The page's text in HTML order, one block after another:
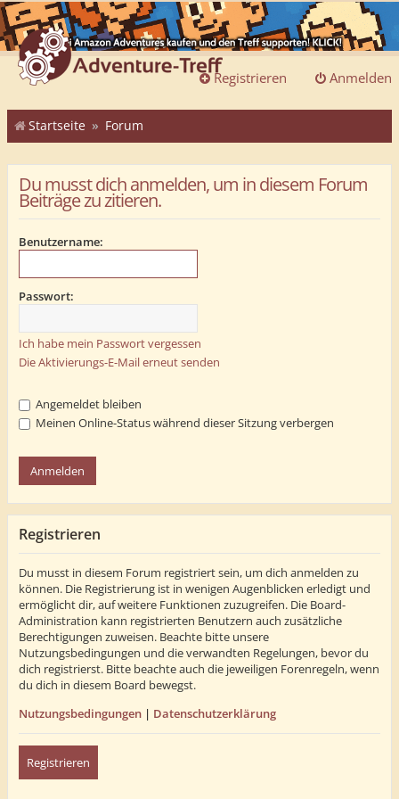
Anmelden
Registrieren
Startseite Forum
Du musst dich anmelden, um in diesem Forum
Beiträge zu zitieren.
Benutzername:
Passwort:
Ich habe mein Passwort vergessen
Die Aktivierungs-E-Mail erneut senden
Angemeldet bleiben
Meinen Online-Status während dieser Sitzung verbergen
Registrieren
Du musst in diesem Forum registriert sein, um dich anmelden zu
können. Die Registrierung ist in wenigen Augenblicken erledigt und
ermöglicht dir, auf weitere Funktionen zuzugreifen. Die Board-
Administration kann registrierten Benutzern auch zusätzliche
Berechtigungen zuweisen. Beachte bitte unsere
Nutzungsbedingungen und die verwandten Regelungen, bevor du
dich registrierst. Bitte beachte auch die jeweiligen Forenregeln, wenn
du dich in diesem Board bewegst.
Nutzungsbedingungen | Datenschutzerklärung
Registrieren